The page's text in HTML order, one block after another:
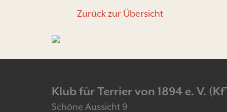
Zurück zur Übersicht
Klub für Terrier von 1894 e. V.
Schöne Aussicht 9